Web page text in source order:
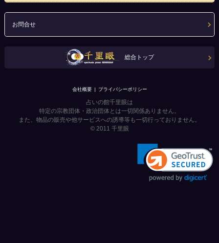
お問合せ
総合トップ
会社概要 プライバシーポリシー
占いの館千里眼は
特定の宗教団体・政治団体とは一切関係ありません。
また、物品の販売や他サービスへの誘導等も一切行っておりません。
© 2011 千里眼